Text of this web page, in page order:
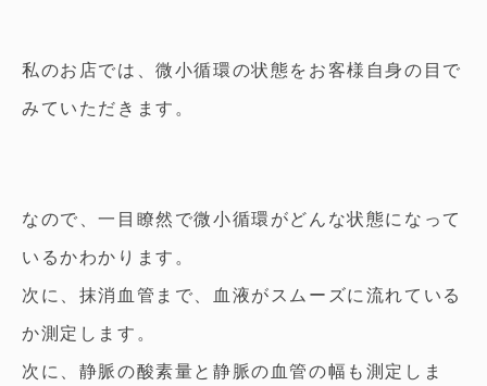
私のお店では、微小循環の状態をお客様自身の目で
みていただきます。
なので、一目瞭然で微小循環がどんな状態になって
いるかわかります。
次に、抹消血管まで、血液がスムーズに流れている
か測定します。
次に、静脈の酸素量と静脈の血管の幅も測定しま